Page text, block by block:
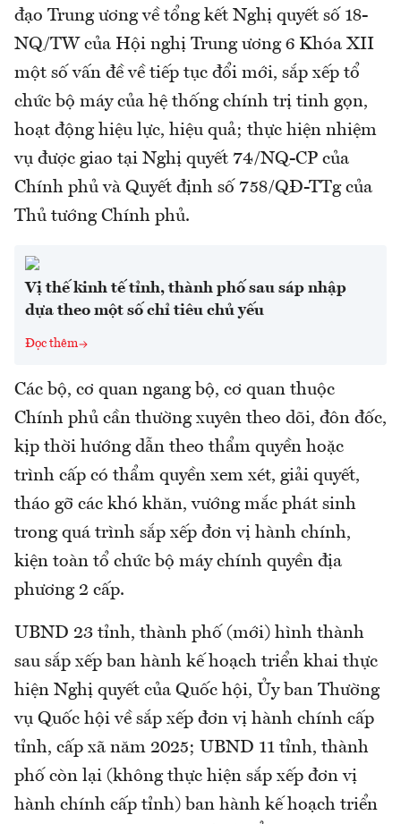
đạo Trung ương về tổng kết Nghị quyết số 18-
NQ/TW của Hội nghị Trung ương 6 Khóa XII
một số vấn đề về tiếp tục đổi mới, sắp xếp tổ
chức bộ máy của hệ thống chính trị tinh gọn,
hoạt động hiệu lực, hiệu quả; thực hiện nhiệm
vụ được giao tại Nghị quyết 74/NQ-CP của
Chính phủ và Quyết định số 758/QĐ-TTg của
Thủ tướng Chính phủ.
Vị thế kinh tế tỉnh, thành phố sau sáp nhập
dựa theo một số chỉ tiêu chủ yếu
Đọc thêm
Các bộ, cơ quan ngang bộ, cơ quan thuộc
Chính phủ cần thường xuyên theo dõi, đôn đốc,
kịp thời hướng dẫn theo thẩm quyền hoặc
trình cấp có thẩm quyền xem xét, giải quyết,
tháo gỡ các khó khăn, vướng mắc phát sinh
trong quá trình sắp xếp đơn vị hành chính,
kiện toàn tổ chức bộ máy chính quyền địa
phương 2 cấp.
UBND 23 tỉnh, thành phố (mới) hình thành
sau sắp xếp ban hành kế hoạch triển khai thực
hiện Nghị quyết của Quốc hội, Ủy ban Thường
vụ Quốc hội về sắp xếp đơn vị hành chính cấp
tỉnh, cấp xã năm 2025; UBND 11 tỉnh, thành
phố còn lại (không thực hiện sắp xếp đơn vị
hành chính cấp tỉnh) ban hành kế hoạch triển